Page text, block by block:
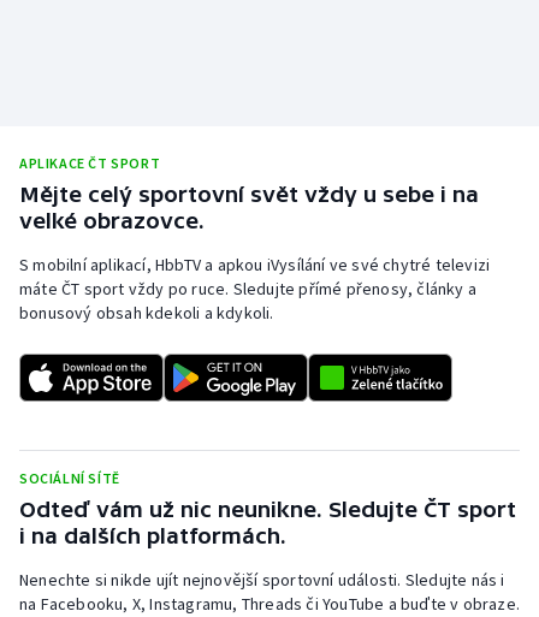
Rychlobruslení
Rychlostní kanoistika
Short track
Stolní tenis
Triatlon
Veslování
Vodní slalom
APLIKACE ČT SPORT
Mějte celý sportovní svět vždy u sebe i na
velké obrazovce.
S mobilní aplikací, HbbTV a apkou iVysílání ve své chytré televizi
máte ČT sport vždy po ruce. Sledujte přímé přenosy, články a
bonusový obsah kdekoli a kdykoli.
SOCIÁLNÍ SÍTĚ
Odteď vám už nic neunikne. Sledujte ČT sport
i na dalších platformách.
Nenechte si nikde ujít nejnovější sportovní události. Sledujte nás i
na Facebooku, X, Instagramu, Threads či YouTube a buďte v obraze.